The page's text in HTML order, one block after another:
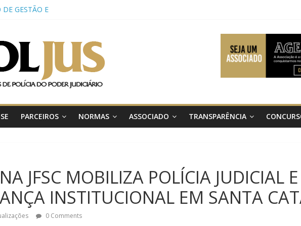
DE GESTÃO E
TRT-2
PELA
SÃO PAULO
PELO CNJ E
E
POLÍCIA
JUDICIÁRIO
RN
DA
REFORÇAR
PARCEIROS NORMAS ASSOCIADO TRANSPARÊNCIA
JFSC MOBILIZA POLÍCIA JUDICIAL
INSTITUCIONAL EM SANTA
0 Comments